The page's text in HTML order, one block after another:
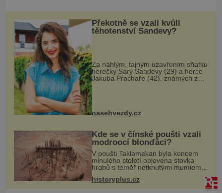
Překotně se vzali kvůli
těhotenství Sandevy?
Za náhlým, tajným uzavřením sňatku
herečky Sary Sandevy (29) a herce
Jakuba Prachaře (42), známých ze
seriálu Jakub a Sara, se skrývá
možná mnohem víc než jen touha
nasehvezdy.cz
Kde se v čínské poušti vzali
modroocí blonďáci?
V poušti Taklamakan byla koncem
minulého století objevena stovka
hrobů s téměř netknutými mumiemi.
Všichni mrtví byli pohřbeni s úctou a
četnými milodary. Asi nejvíc přitom
vědce zaujal hrob tříměsíčn
historyplus.cz